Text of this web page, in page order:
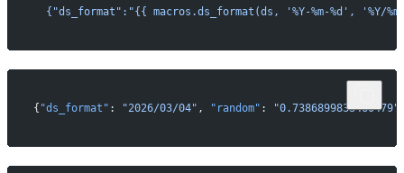
{"ds_format":"{{ macros.ds_format(ds, '%Y-%m-%d', '%Y/
{ "ds_format" : "2026/03/04" , "random" : "0.7386899833460479"